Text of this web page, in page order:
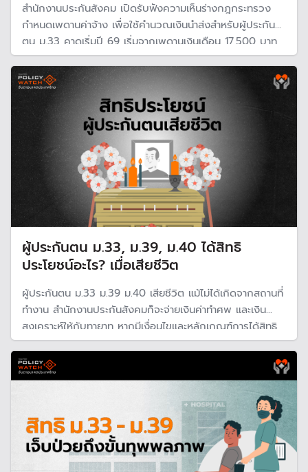
สำนักงานประกันสังคม เปิดรับฟังความเห็นร่างกฎกระทรวง
กำหนดเพดานค่าจ้าง เพื่อใช้คำนวณเงินนำส่งสำหรับผู้ประกัน
ตน ม.33 คาดเริ่มปี 69 เริ่มจากเพดานเงินเดือน 17,500 บาท
และทยอยปรับจนถึง 23,000 บาทตั้งแต่ปี 75 โดยผู้ประกันตน
จะต้องส่งเงินเพิ่มขึ้น แต่ก็จะได้รับสิทธิประโยชน์เพิ่มขึ้นด้วย
ผู้ประกันตน ม.33, ม.39, ม.40 ได้สิทธิ
ประโยชน์อะไร? เมื่อเสียชีวิต
ผู้ประกันตน ม.33 ม.39 ม.40 เสียชีวิต แม้ไม่ได้เกิดจากสถานที่
ทำงาน สำนักงานประกันสังคมก็จะจ่ายเงินค่าทำศพ และเงิน
สงเคราะห์ให้กับทายาท หากมีเงื่อนไขและหลักเกณฑ์การได้สิทธิ
ประโยชน์ตามที่กำหนด โดยแต่ละมาตรามีสิทธิประโยชน์แตกต่าง
กัน